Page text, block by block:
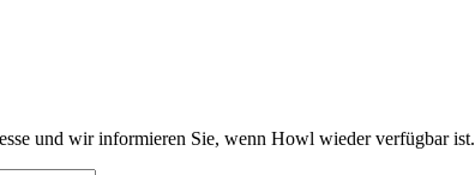
und wir informieren Sie, wenn Howl wieder verfügbar ist.